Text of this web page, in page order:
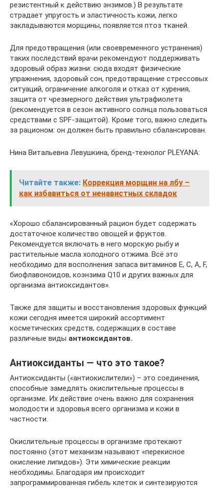
резистентный к действию энзимов.) В результате
страдает упругость и эластичность кожи, легко
закладываются морщины, появляется птоз тканей.
Для предотвращения (или своевременного устранения)
таких последствий врачи рекомендуют поддерживать
здоровый образ жизни: сюда входят физические
упражнения, здоровый сон, предотвращение стрессовых
ситуаций, ограничение алкоголя и отказ от курения,
защита от чрезмерного действия ультрафиолета
(рекомендуется в сезон активного солнца пользоваться
средствами с SPF-защитой). Кроме того, важно следить
за рационом: он должен быть правильно сбалансирован.
Нина Витальевна Левушкина, бренд-технолог PLEYANA:
Читайте также: Коррекция морщин на лбу –
как избавиться от ненавистных складок
«Хорошо сбалансированный рацион будет содержать
достаточное количество овощей и фруктов.
Рекомендуется включать в него морскую рыбу и
растительные масла холодного отжима. Всё это
необходимо для восполнения запаса витаминов Е, С, А, F,
биофлавоноидов, коэнзима Q10 и других важных для
организма антиоксидантов».
Также для защиты и восстановления здоровых функций
кожи сегодня имеется широкий ассортимент
косметических средств, содержащих в составе
различные виды антиоксидантов.
Антиоксиданты — что это такое?
Антиоксиданты («антиокислители») – это соединения,
способные замедлять окислительные процессы в
организме. Их действие очень важно для сохранения
молодости и здоровья всего организма и кожи в
частности.
Окислительные процессы в организме протекают
постоянно (этот механизм называют «перекисное
окисление липидов»). Эти химические реакции
необходимы. Благодаря им происходит
запрограммированная гибель клеток и синтезируются